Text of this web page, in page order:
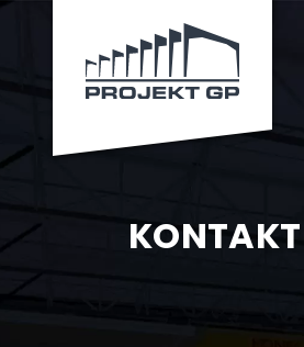
KONTAKT